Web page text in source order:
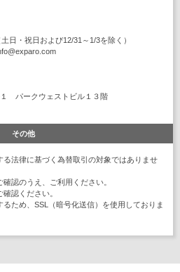
日・祝日および12/31～1/3を除く）
１ パークウェストビル１３階
その他
法律に基づく為替取引の対象ではありませ
確認のうえ、ご利用ください。
確認ください。
ため、SSL（暗号化送信）を使用しておりま